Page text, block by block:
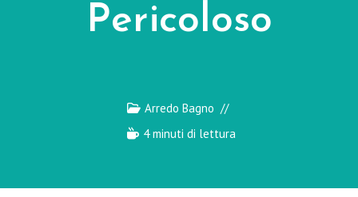
Pericoloso
Arredo Bagno
4 minuti di lettura